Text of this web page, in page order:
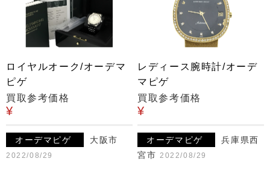
ロイヤルオーク/オーデマ
ピゲ
買取参考価格
¥
オーデマピゲ 大阪市
2022/08/29
レディース腕時計/オーデ
マピゲ
買取参考価格
¥
オーデマピゲ
兵庫県西
宮市 2022/08/29